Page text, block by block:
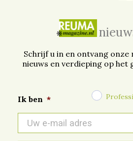
Schrijf u in en ontvang onze
nieuws en verdieping op het
Ik ben *
mail
*